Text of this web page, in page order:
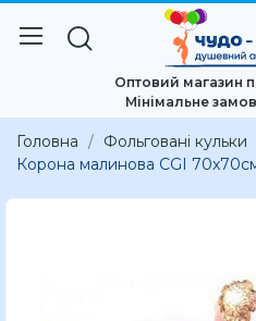
Оптовий магазин
Мінімальне
Головна Фольговані кульки
Корона малинова CGI